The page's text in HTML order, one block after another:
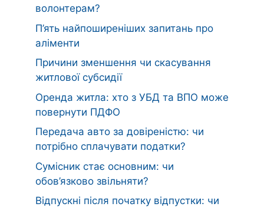
волонтерам?
П’ять найпоширеніших запитань про
аліменти
Причини зменшення чи скасування
житлової субсидії
Оренда житла: хто з УБД та ВПО може
повернути ПДФО
Передача авто за довіреністю: чи
потрібно сплачувати податки?
Сумісник стає основним: чи
обов’язково звільняти?
Відпускні після початку відпустки: чи